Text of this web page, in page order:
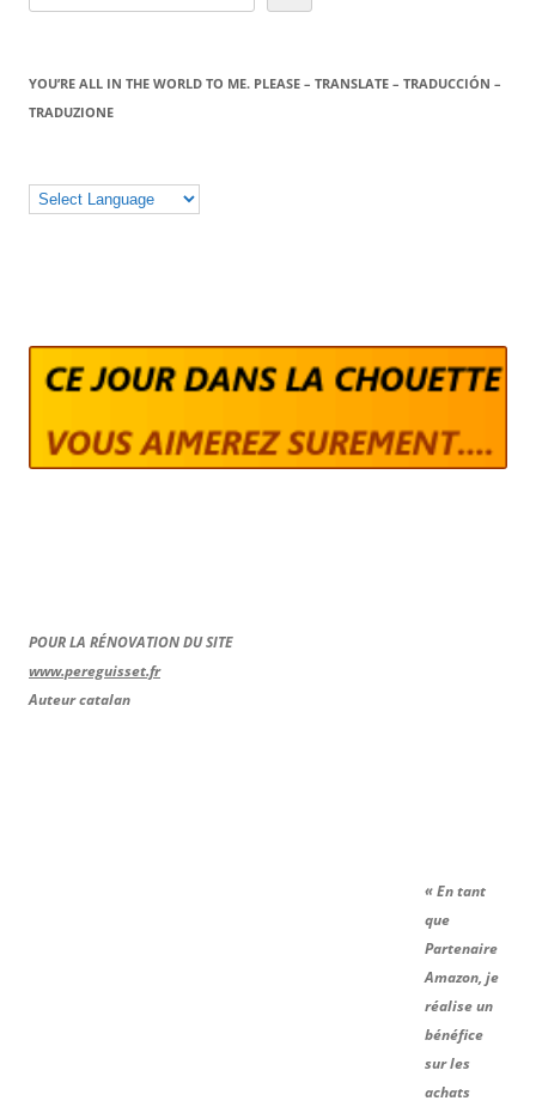
YOU’RE ALL IN THE WORLD TO ME. PLEASE – TRANSLATE – TRADUCCIÓN –
TRADUZIONE
POUR LA RÉNOVATION DU SITE
www.pereguisset.fr
Auteur catalan
« En tant
que
Partenaire
Amazon, je
réalise un
bénéfice
sur les
achats